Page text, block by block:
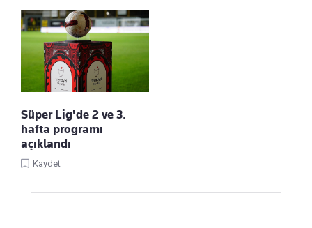
Süper Lig'de 2 ve 3.
hafta programı
açıklandı
Kaydet